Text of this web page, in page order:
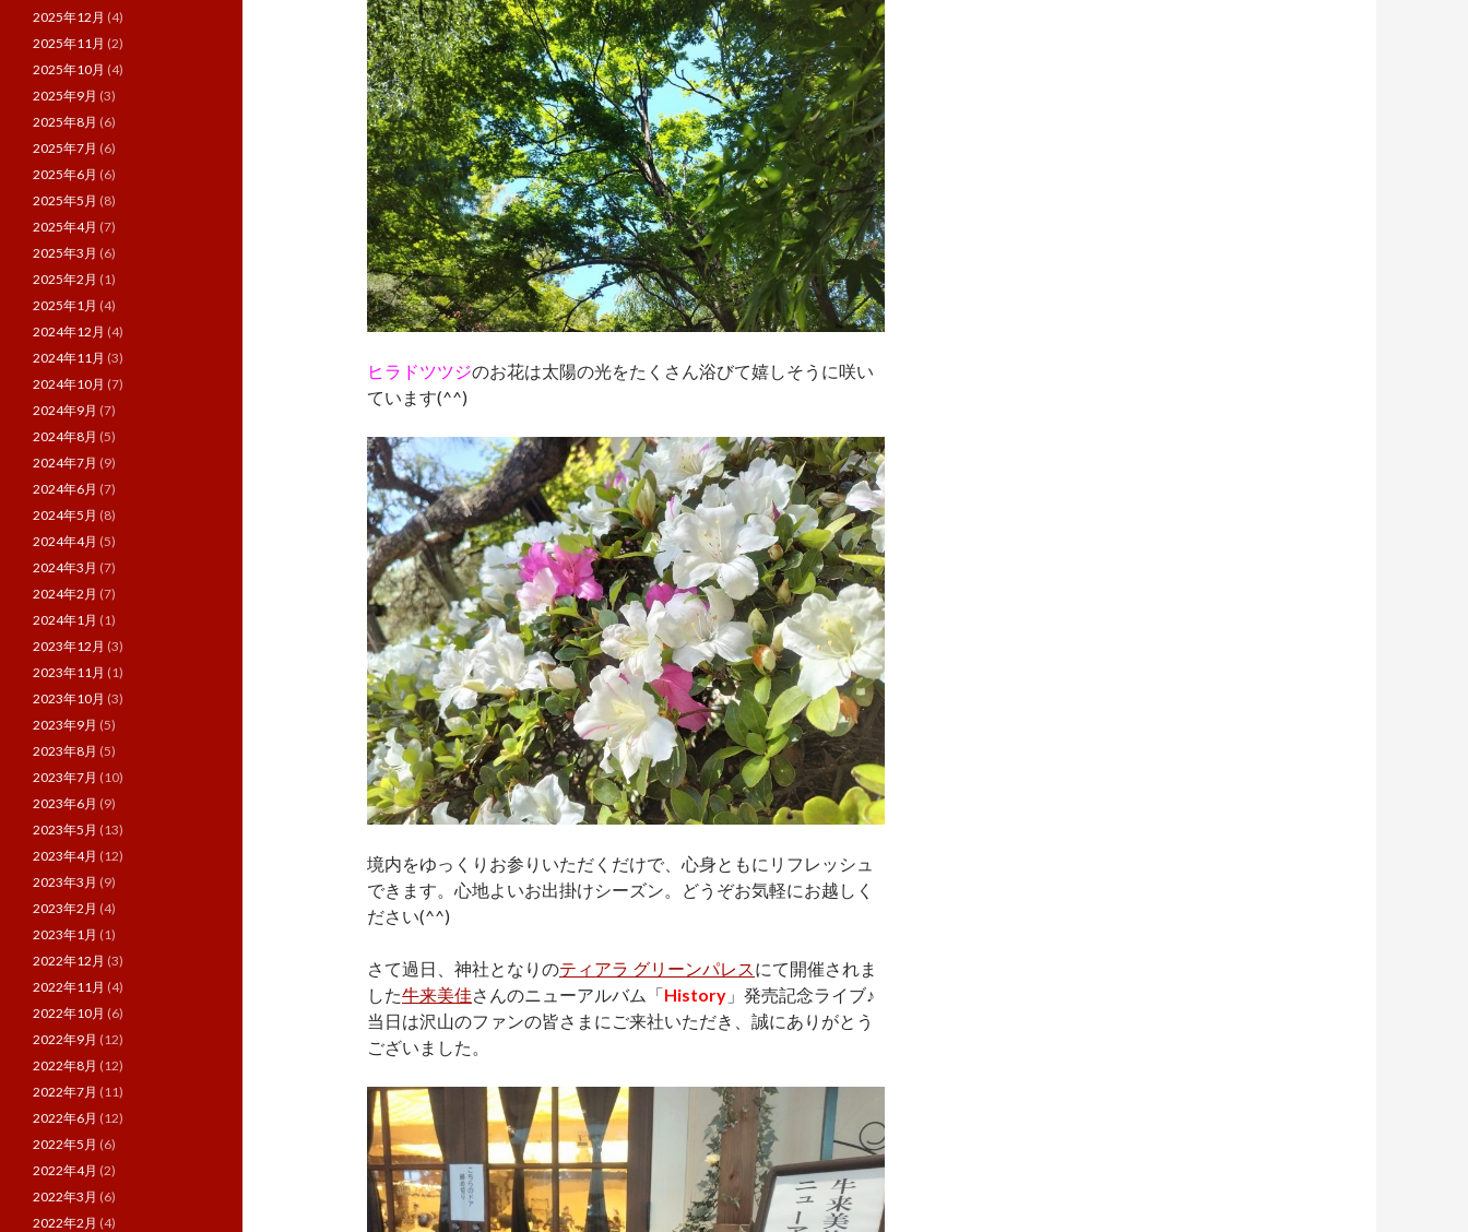
ヒラドツツジのお花は太陽の光をたくさん浴びて嬉しそうに咲い
ています(^^)
境内をゆっくりお参りいただくだけで、心身ともにリフレッシュ
できます。心地よいお出掛けシーズン。どうぞお気軽にお越しく
ださい(^^)
さて過日、神社となりのティアラ グリーンパレスにて開催されま
した牛来美佳さんのニューアルバム「History 」発売記念ライブ♪
当日は沢山のファンの皆さまにご来社いただき、誠にありがとう
ございました。
2025年12月 (4)
2025年11月 (2)
2025年10月 (4)
2025年9月 (3)
2025年8月 (6)
2025年7月 (6)
2025年6月 (6)
2025年5月 (8)
2025年4月 (7)
2025年3月 (6)
2025年2月 (1)
2025年1月 (4)
2024年12月 (4)
2024年11月 (3)
2024年10月 (7)
2024年9月 (7)
2024年8月 (5)
2024年7月 (9)
2024年6月 (7)
2024年5月 (8)
2024年4月 (5)
2024年3月 (7)
2024年2月 (7)
2024年1月 (1)
2023年12月 (3)
2023年11月 (1)
2023年10月 (3)
2023年9月 (5)
2023年8月 (5)
2023年7月 (10)
2023年6月 (9)
2023年5月 (13)
2023年4月 (12)
2023年3月 (9)
2023年2月 (4)
2023年1月 (1)
2022年12月 (3)
2022年11月 (4)
2022年10月 (6)
2022年9月 (12)
2022年8月 (12)
2022年7月 (11)
2022年6月 (12)
2022年5月 (6)
2022年4月 (2)
2022年3月 (6)
2022年2月 (4)